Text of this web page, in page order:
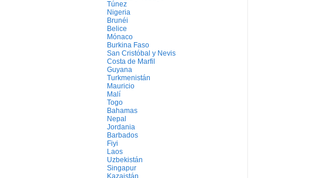
Túnez
Nigeria
Brunéi
Belice
Mónaco
Burkina Faso
San Cristóbal y Nevis
Costa de Marfil
Guyana
Turkmenistán
Mauricio
Malí
Togo
Bahamas
Nepal
Jordania
Barbados
Fiyi
Laos
Uzbekistán
Singapur
Kazajstán